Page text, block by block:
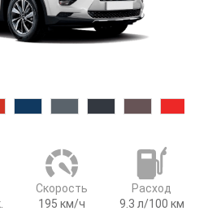
Cкорость
195 км/ч
Расход
9.3 л/100 км